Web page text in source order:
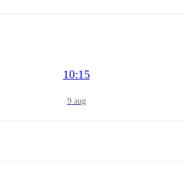
10:15
9 aug